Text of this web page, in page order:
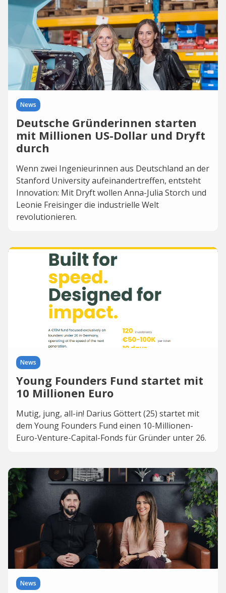
News
Deutsche Gründerinnen starten
mit Millionen US-Dollar und Dryft
durch
Wenn zwei Ingenieurinnen aus Deutschland an der
Stanford University aufeinandertreffen, entsteht
Innovation: Mit Dryft wollen Anna-Julia Storch und
Leonie Freisinger die industrielle Welt
revolutionieren.
News
Young Founders Fund startet mit
10 Millionen Euro
Mutig, jung, all-in! Darius Göttert (25) startet mit
dem Young Founders Fund einen 10-Millionen-
Euro-Venture-Capital-Fonds für Gründer unter 26.
News